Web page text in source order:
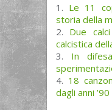
Le 11
storia della
Due
calcistica
In
18
dagli anni ’90